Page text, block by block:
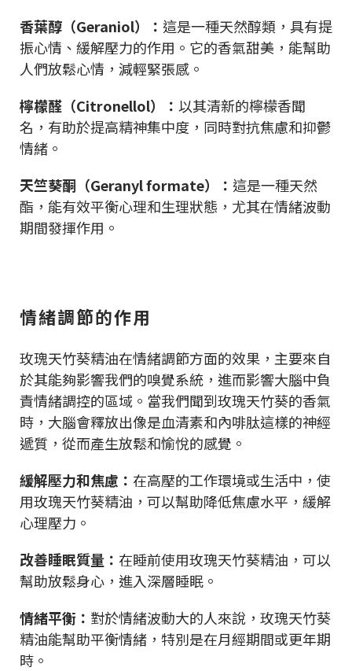
香葉醇（Geraniol）： 這是一種天然醇類，具有提
振心情、緩解壓力的作用。它的香氣甜美，能幫助
人們放鬆心情，減輕緊張感。
檸檬醛（Citronellol）： 以其清新的檸檬香聞
名，有助於提高精神集中度，同時對抗焦慮和抑鬱
情緒。
天竺葵酮（Geranyl formate）： 這是一種天然
酯，能有效平衡心理和生理狀態，尤其在情緒波動
期間發揮作用。
情緒調節的作用
玫瑰天竹葵精油在情緒調節方面的效果，主要來自
於其能夠影響我們的嗅覺系統，進而影響大腦中負
責情緒調控的區域。當我們聞到玫瑰天竹葵的香氣
時，大腦會釋放出像是血清素和內啡肽這樣的神經
遞質，從而產生放鬆和愉悅的感覺。
緩解壓力和焦慮： 在高壓的工作環境或生活中，使
用玫瑰天竹葵精油，可以幫助降低焦慮水平，緩解
心理壓力。
改善睡眠質量： 在睡前使用玫瑰天竹葵精油，可以
幫助放鬆身心，進入深層睡眠。
情緒平衡： 對於情緒波動大的人來說，玫瑰天竹葵
精油能幫助平衡情緒，特別是在月經期間或更年期
時。